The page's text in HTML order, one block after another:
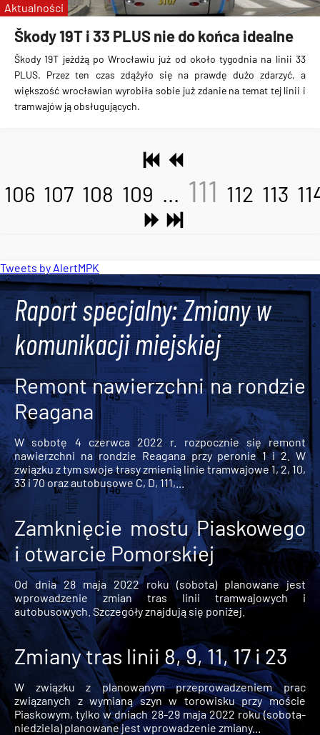
Škody 19T i 33 PLUS nie do końca idealne
Škody 19T jeżdżą po Wrocławiu już od około tygodnia na linii 33
PLUS. Przez ten czas zdążyło się na prawdę dużo zdarzyć, a
większość wrocławian wyrobiła sobie już zdanie na temat tej linii i
tramwajów ją obsługujących.
Aktualności
106 107 108 109 ... 111 112 113
Tweets by AlertMPK
Raport specjalny: Zmiany w
komunikacji miejskiej
Remont nawierzchni na rondzie
Reagana
W sobotę 4 czerwca 2022 r. rozpocznie się remont
nawierzchni na rondzie Reagana przy peronie 1 i 2. W
związku z tym swoje trasy zmienią linie tramwajowe 1, 2, 10,
33 i 70 oraz autobusowe C, D, 111,...
Zamknięcie mostu Piaskowego
i otwarcie Pomorskiej
Od dnia 28 maja 2022 roku (sobota) planowane jest
wprowadzenie zmian tras linii tramwajowych i
autobusowych. Szczegóły znajdują się poniżej.
Zmiany tras linii 8, 9, 11, 17 i 23
W związku z planowanym przeprowadzeniem prac
związanych z wymianą szyn w torowisku przy moście
Piaskowym, tylko w dniach 28-29 maja 2022 roku (sobota-
niedziela) planowane jest wprowadzenie zmiany...